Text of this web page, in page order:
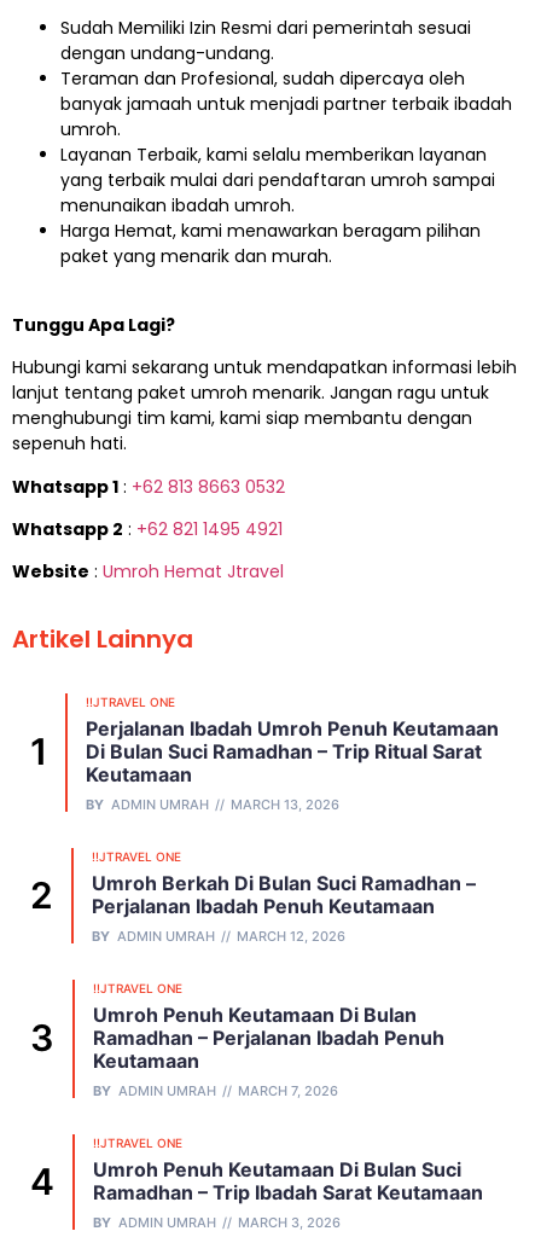
Sudah Memiliki Izin Resmi dari pemerintah sesuai
dengan undang-undang.
Teraman dan Profesional, sudah dipercaya oleh
banyak jamaah untuk menjadi partner terbaik ibadah
umroh.
Layanan Terbaik, kami selalu memberikan layanan
yang terbaik mulai dari pendaftaran umroh sampai
menunaikan ibadah umroh.
Harga Hemat, kami menawarkan beragam pilihan
paket yang menarik dan murah.
Tunggu Apa Lagi?
Hubungi kami sekarang untuk mendapatkan informasi lebih
lanjut tentang paket umroh menarik. Jangan ragu untuk
menghubungi tim kami, kami siap membantu dengan
sepenuh hati.
Whatsapp 1 : +62 813 8663 0532
Whatsapp 2 : +62 821 1495 4921
Website : Umroh Hemat Jtravel
Artikel Lainnya
!!JTRAVEL ONE
Perjalanan Ibadah Umroh Penuh Keutamaan
Di Bulan Suci Ramadhan – Trip Ritual Sarat
Keutamaan
BY ADMIN UMRAH MARCH 13, 2026
!!JTRAVEL ONE
Umroh Berkah Di Bulan Suci Ramadhan –
Perjalanan Ibadah Penuh Keutamaan
BY ADMIN UMRAH MARCH 12, 2026
!!JTRAVEL ONE
Umroh Penuh Keutamaan Di Bulan
Ramadhan – Perjalanan Ibadah Penuh
Keutamaan
BY ADMIN UMRAH MARCH 7, 2026
!!JTRAVEL ONE
Umroh Penuh Keutamaan Di Bulan Suci
Ramadhan – Trip Ibadah Sarat Keutamaan
BY ADMIN UMRAH MARCH 3, 2026